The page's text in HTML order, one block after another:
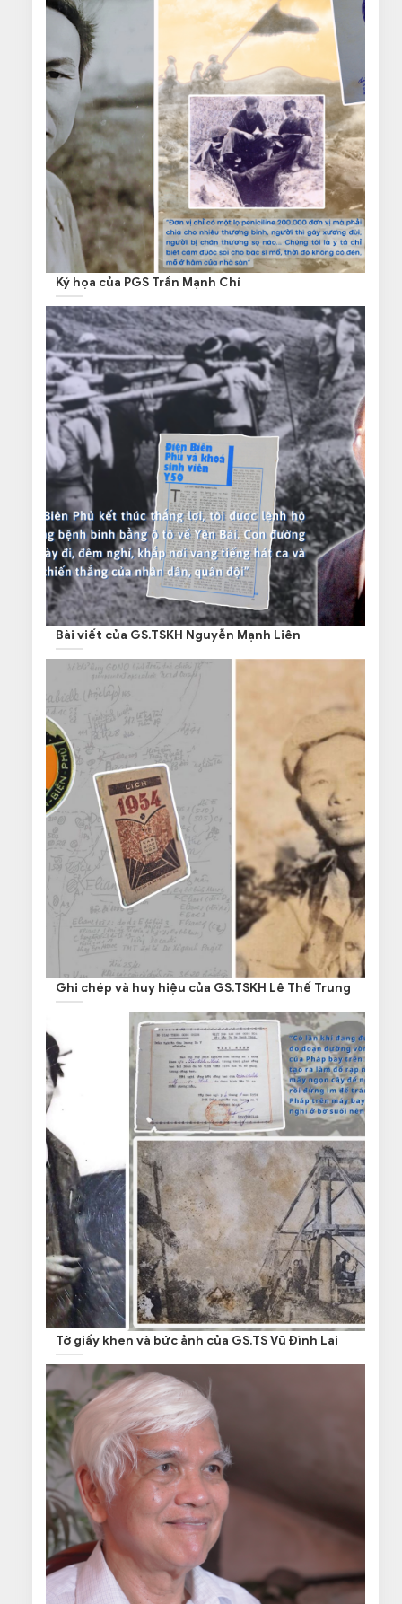
Ký họa của PGS Trần Mạnh Chí
Bài viết của GS.TSKH Nguyễn Mạnh Liên
Ghi chép và huy hiệu của GS.TSKH Lê Thế Trung
Tờ giấy khen và bức ảnh của GS.TS Vũ Đình Lai